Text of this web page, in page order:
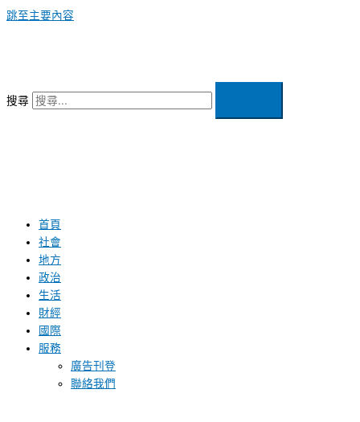
跳至主要內容
搜尋
首頁
社會
地方
政治
生活
財經
國際
服務
廣告刊登
聯絡我們